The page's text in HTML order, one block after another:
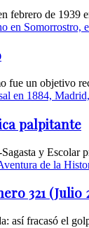
febrero de
fue un objetivo
palpitante
y
321 (Julio
así fracasó el